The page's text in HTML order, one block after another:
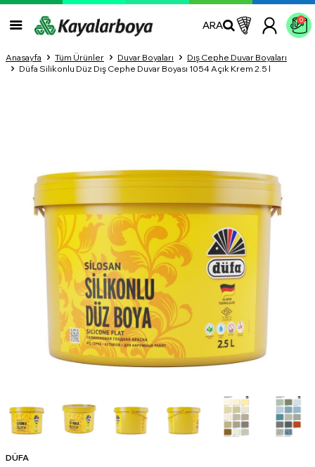
ARA 0
Anasayfa Tüm Ürünler Duvar Boyaları
Dış Cephe Duvar Boyaları
Düfa Silikonlu Düz Dış Cephe Duvar Boyası 1054 Açık Krem 2.5 l
DÜFA